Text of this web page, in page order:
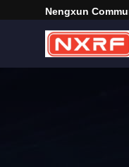
Nengxun